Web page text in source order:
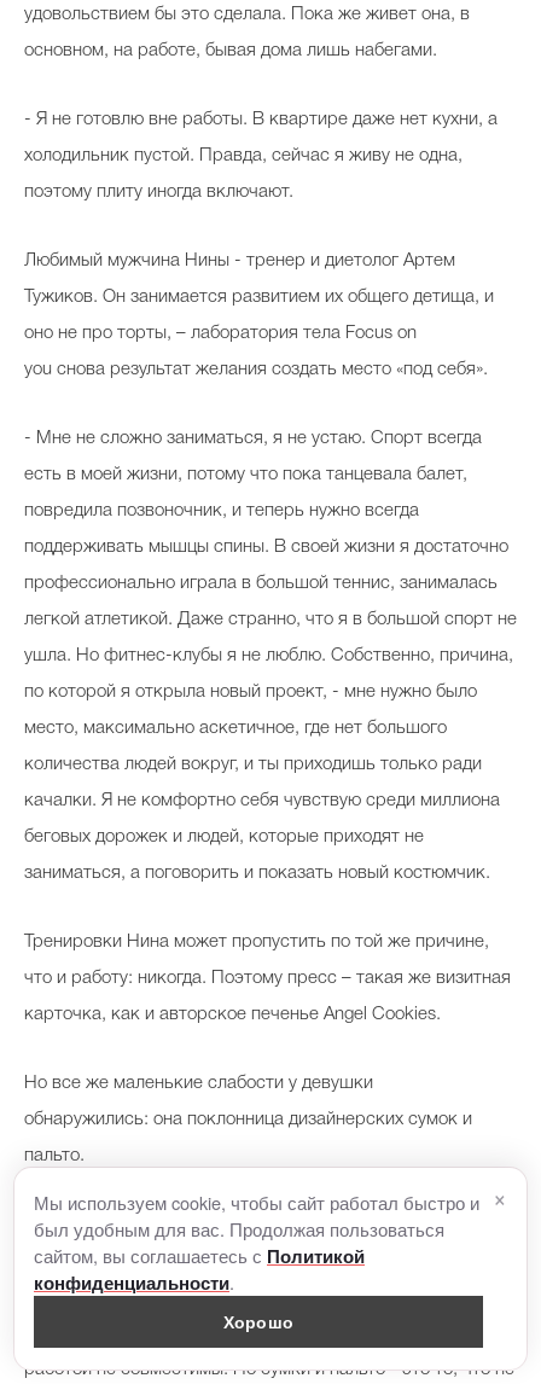
удовольствием бы это сделала. Пока же живет она, в
основном, на работе, бывая дома лишь набегами.
- Я не готовлю вне работы. В квартире даже нет кухни, а
холодильник пустой. Правда, сейчас я живу не одна,
поэтому плиту иногда включают.
Любимый мужчина Нины - тренер и диетолог Артем
Тужиков. Он занимается развитием их общего детища, и
оно не про торты, – лаборатория тела Focus on
you снова результат желания создать место «под себя».
- Мне не сложно заниматься, я не устаю. Спорт всегда
есть в моей жизни, потому что пока танцевала балет,
повредила позвоночник, и теперь нужно всегда
поддерживать мышцы спины. В своей жизни я достаточно
профессионально играла в большой теннис, занималась
легкой атлетикой. Даже странно, что я в большой спорт не
ушла. Но фитнес-клубы я не люблю. Собственно, причина,
по которой я открыла новый проект, - мне нужно было
место, максимально аскетичное, где нет большого
количества людей вокруг, и ты приходишь только ради
качалки. Я не комфортно себя чувствую среди миллиона
беговых дорожек и людей, которые приходят не
заниматься, а поговорить и показать новый костюмчик.
Тренировки Нина может пропустить по той же причине,
что и работу: никогда. Поэтому пресс – такая же визитная
карточка, как и авторское печенье Angel Cookies.
Но все же маленькие слабости у девушки
обнаружились: она поклонница дизайнерских сумок и
пальто.
- Я не покупаю дорогую одежду, потому что точно знаю: к
концу дня на ней обязательно будет какой-нибудь крем.
Украшения я тоже не особенно люблю. Бриллианты не
ношу, больше - бижутерию Chanel и Dior, но и они с
работой не совместимы. Но сумки и пальто - это то, что не
Мы используем cookie, чтобы сайт работал быстро и
был удобным для вас. Продолжая пользоваться
сайтом, вы соглашаетесь с Политикой
конфиденциальности.
Хорошо
×